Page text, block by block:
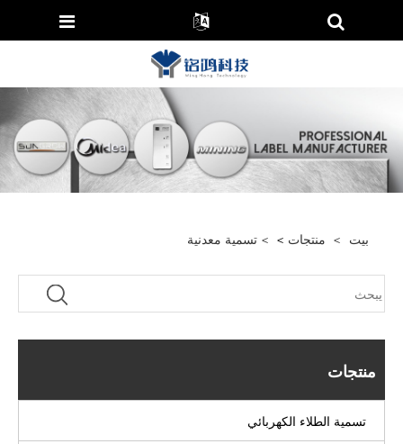
بيت > منتجات >
> تسمية معدنية
منتجات
تسمية الطلاء الكهربائي